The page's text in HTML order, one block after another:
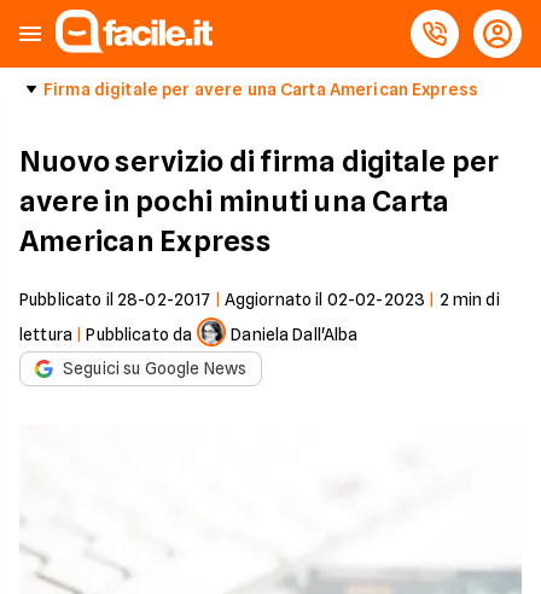
Firma digitale per avere una Carta American Express
Nuovo servizio di firma digitale per
avere in pochi minuti una Carta
American Express
Pubblicato il 28-02-2017 Aggiornato il 02-02-2023 2 min di
lettura |Pubblicato da
Daniela Dall'Alba
Seguici su Google News